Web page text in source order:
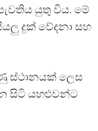
යුතු විය. මේ
දුක් වේදනා සහ
ස්ථානයක් ලෙස
සිටි යහළුවන්ට